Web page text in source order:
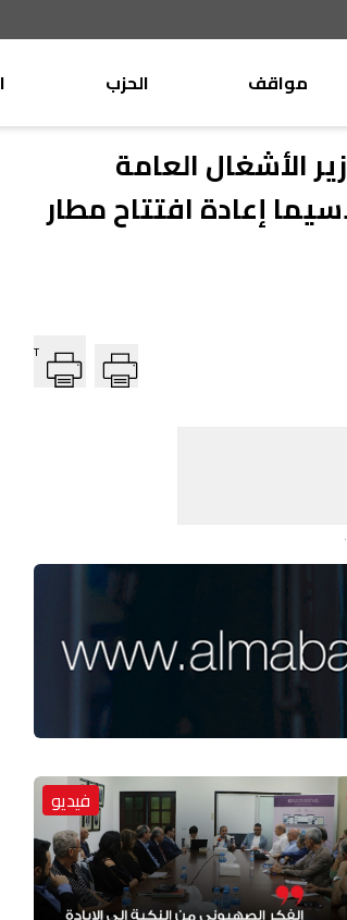
مواقف
وليد جنبلاط
جنبلاط
التقدّمي
الحزب
الأشغال العامة
إعادة افتتاح مطار
T
فيديو